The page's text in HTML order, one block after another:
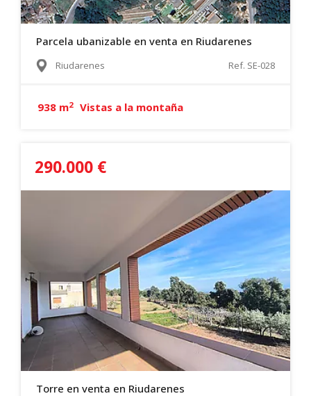
Parcela ubanizable en venta en Riudarenes
Riudarenes Ref. SE-028
938 m2 Vistas a la montaña
290.000 €
Torre en venta en Riudarenes